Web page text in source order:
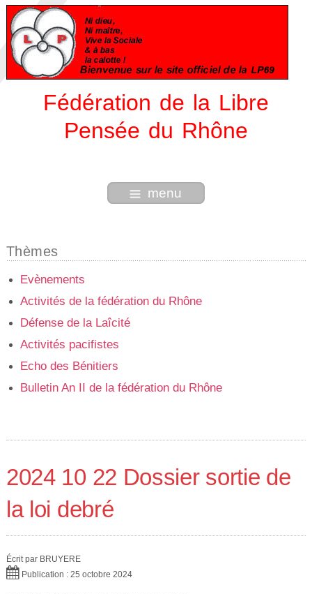
Fédération de la Libre
Pensée du Rhône
menu
Thèmes
Evènements
Activités de la fédération du Rhône
Défense de la Laîcité
Activités pacifistes
Echo des Bénitiers
Bulletin An II de la fédération du Rhône
2024 10 22 Dossier sortie de
la loi debré
Écrit par BRUYERE
Publication : 25 octobre 2024